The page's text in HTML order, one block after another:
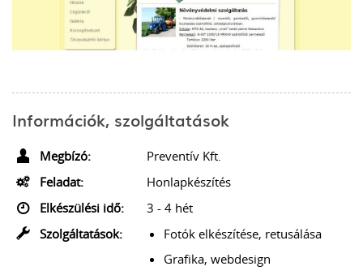
Információk, szolgáltatások
Megbízó:
Preventív Kft.
Feladat:
Honlapkészítés
Elkészülési idő:
3 - 4 hét
Szolgáltatások:
Fotók elkészítése, retusálása
Grafika, webdesign